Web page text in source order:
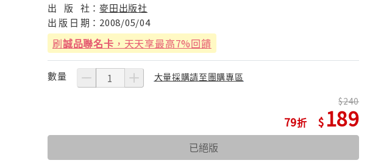
出
版 社：麥田出版社
出 版 日 期： 2008/05/04
刷誠品聯名卡 ，天天享最高7%回饋
數量 大量採購請至團購專區
79
240
189
已絕版